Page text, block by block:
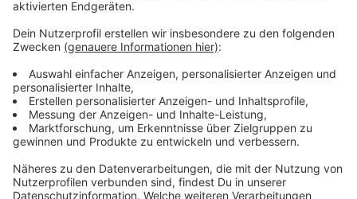
Anzeige
Weitere Infos und Links zum Thema
Anzeige
Die Düsseldorfer Corona-Zahlen
Das RKI-Dashboard mit aktuellen Zahlen